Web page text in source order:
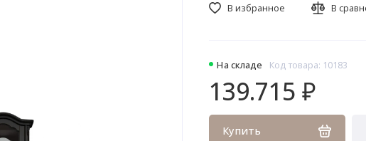
На складе Код товара: 10183
139.715 ₽
Купить
В избранное В